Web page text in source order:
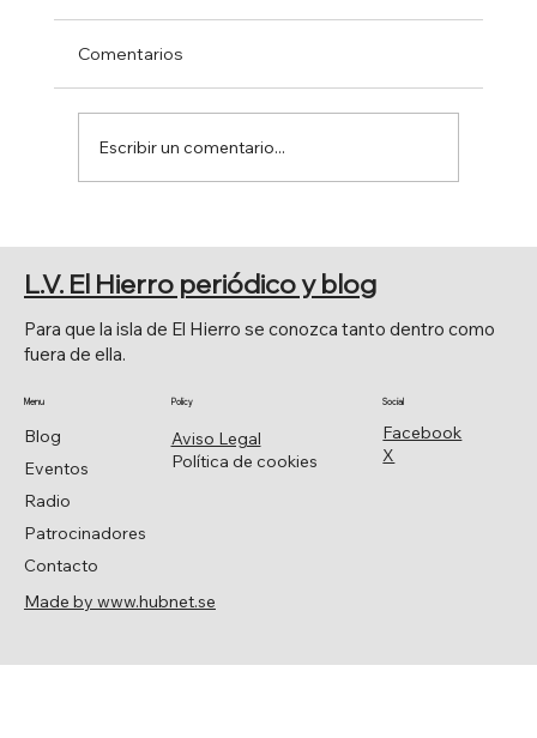
FERIA DE AGOSTO 2026
Comentarios
Escribir un comentario...
Facebook
X
Social
Aviso Legal
Política de cookies
Policy
Blog
Eventos
Radio
Patrocinadores
Contacto
Menu
Para que la isla de El Hierro se conozca tanto dentro como
fuera de ella.
L.V. El Hierro periódico y blog
Made by www.hubnet.se